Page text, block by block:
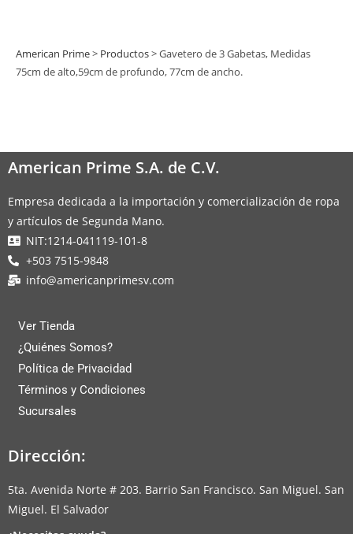
American Prime> Productos>Gavetero de 3 Gabetas, Medidas
75cm de alto,59cm de profundo, 77cm de ancho.
American Prime S.A. de C.V.
Empresa dedicada a la importación y comercialización de ropa
y artículos de Segunda Mano.
NIT:1214-041119-101-8
+503 7515-9848
info@americanprimesv.com
Ver Tienda
¿Quiénes Somos?
Política de Privacidad
Términos y Condiciones
Sucursales
Dirección:
5ta. Avenida Norte # 203. Barrio San Francisco. San Miguel. San
Miguel. El Salvador